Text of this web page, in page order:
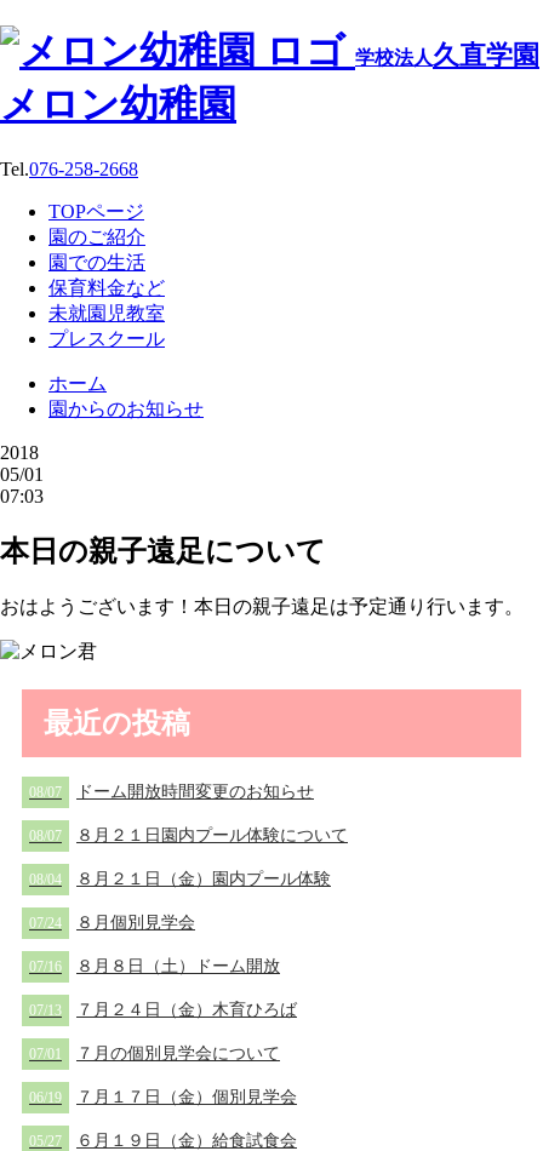
学校法人久直学園
メロン幼稚園
Tel.076-258-2668
TOPページ
園のご紹介
園での生活
保育料金など
未就園児教室
プレスクール
ホーム
園からのお知らせ
2018
05/01
07:03
本日の親子遠足について
おはようございます！本日の親子遠足は予定通り行います。
最近の投稿
08/07 ドーム開放時間変更のお知らせ
08/07 ８月２１日園内プール体験について
08/04 ８月２１日（金）園内プール体験
07/24 ８月個別見学会
07/16 ８月８日（土）ドーム開放
07/13 ７月２４日（金）木育ひろば
07/01 ７月の個別見学会について
06/19 ７月１７日（金）個別見学会
05/27 ６月１９日（金）給食試食会